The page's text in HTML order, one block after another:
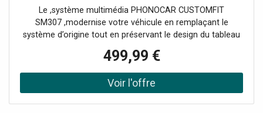
Le ,système multimédia PHONOCAR CUSTOMFIT
SM307 ,modernise votre véhicule en remplaçant le
système d’origine tout en préservant le design du tableau
de bord. Il s’intègre parfaitement grâce à l’adaptateur
spécifique inclus.Doté d’un ,écran tactile capacitif QLED de
10,1 pouces ,en haute définition, il garantit une navigation
fluide et un affichage d’excellente qualité. Son ,démarrage
499,99 €